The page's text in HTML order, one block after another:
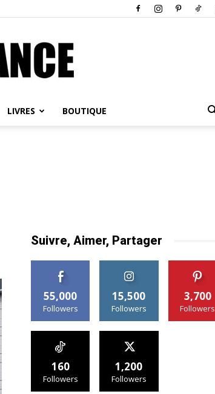
LIVRES BOUTIQUE
Suivre, Aimer, Partager
55,000
Followers
15,500
Followers
3,700
Followers
160
Followers
1,200
Followers